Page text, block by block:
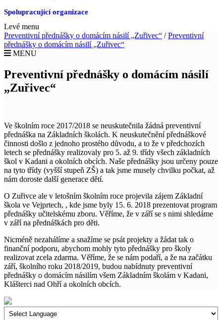
Spolupracující organizace
Levé menu
Preventivní přednášky o domácím násilí „Zuřivec“ /Preventivní
přednášky o domácím násilí „Zuřivec“
MENU
Preventivní přednášky o domácím násilí
„Zuřivec“
Ve školním roce 2017/2018 se neuskutečnila žádná preventivní
přednáška na Základních školách. K neuskutečnění přednáškové
činnosti došlo z jednoho prostého důvodu, a to že v předchozích
letech se přednášky realizovaly pro 5. až 9. třídy všech základních
škol v Kadani a okolních obcích. Naše přednášky jsou určeny pouze
na tyto třídy (vyšší stupeň ZŠ) a tak jsme musely chvilku počkat, až
nám doroste další generace dětí.
O Zuřivce ale v letošním školním roce projevila zájem Základní
škola ve Vejprtech, , kde jsme byly 15. 6. 2018 prezentovat program
přednášky učitelskému zboru. Věříme, že v září se s nimi shledáme
v září na přednáškách pro děti.
Nicméně nezahálíme a snažíme se psát projekty a žádat tak o
finanční podporu, abychom mohly tyto přednášky pro školy
realizovat zcela zdarma. Věříme, že se nám podaří, a že na začátku
září, školního roku 2018/2019, budou nabídnuty preventivní
přednášky o domácím násilím všem Základním školám v Kadani,
Klášterci nad Ohří a okolních obcích.